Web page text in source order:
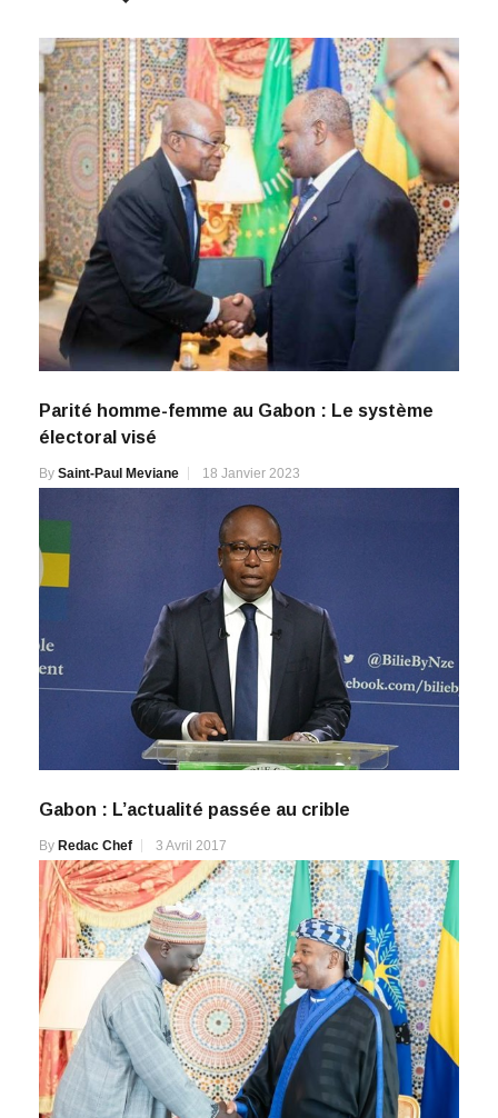
Parité homme-femme au Gabon : Le système
électoral visé
By Saint-Paul Meviane 18 Janvier 2023
Gabon : L’actualité passée au crible
By Redac Chef 3 Avril 2017